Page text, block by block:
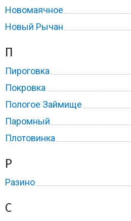
Новомаячное
Новый Рычан
П
Пироговка
Покровка
Пологое Займище
Паромный
Плотовинка
Р
Разино
С